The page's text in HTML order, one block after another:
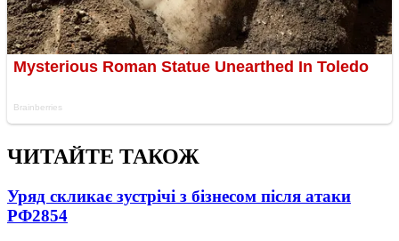
ЧИТАЙТЕ ТАКОЖ
Уряд скликає зустрічі з бізнесом після атаки
РФ2854